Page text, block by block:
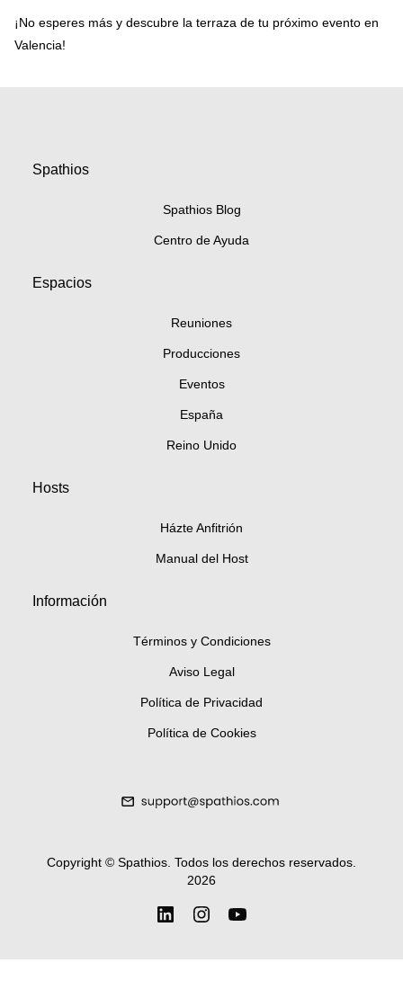
¡No esperes más y descubre la terraza de tu próximo evento en
Valencia!
Spathios
Spathios Blog
Centro de Ayuda
Espacios
Reuniones
Producciones
Eventos
España
Reino Unido
Hosts
Házte Anfitrión
Manual del Host
Información
Términos y Condiciones
Aviso Legal
Política de Privacidad
Política de Cookies
Copyright © Spathios. Todos los derechos reservados
2026